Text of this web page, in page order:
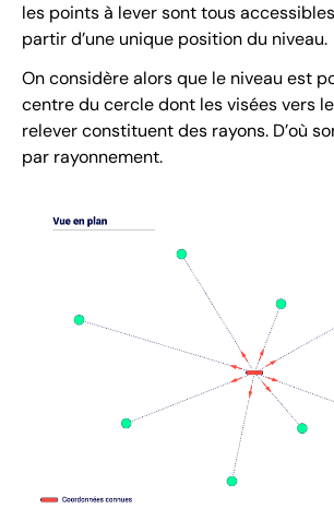
les points à lever sont tous
partir d’une unique position du niveau.
On considère alors que le niveau est
centre du cercle dont les visées vers
relever constituent des rayons. D’où
par rayonnement.